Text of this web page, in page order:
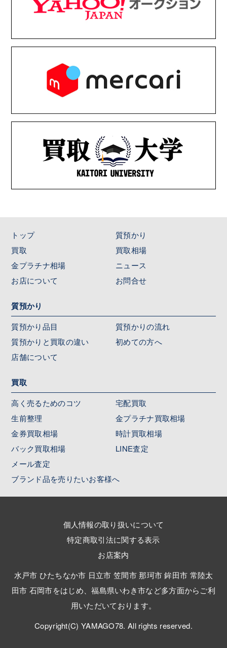
トップ
質預かり
買取
買取相場
金プラチナ相場
ニュース
お店について
お問合せ
質預かり
質預かり品目
質預かりの流れ
質預かりと買取の違い
初めての方へ
店舗について
買取
高く売るためのコツ
宅配買取
生前整理
金プラチナ買取相場
金券買取相場
時計買取相場
バック買取相場
LINE査定
メール査定
ブランド品を売りたいお客様へ
個人情報の取り扱いについて
特定商取引法に関する表示
お店案内
水戸市 ひたちなか市 日立市 笠間市 那珂市 鉾田市 常陸太
田市 石岡市をはじめ、福島県いわき市など多方面からご利
用いただいております。
Copyright(C) YAMAGO78. All rights reserved.